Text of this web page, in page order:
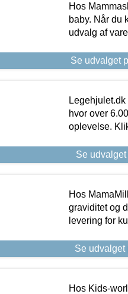
Hos
baby. Når du
udvalg af
Se udvalget
hvor over
oplevelse.
Se
Hos
graviditet og
levering for
Se udvalget
Hos Kids-